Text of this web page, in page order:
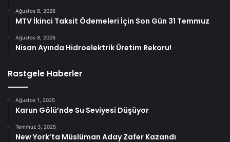
Ağustos 8, 2026
MTV İkinci Taksit Ödemeleri İçin Son Gün 31 Temmuz
Ağustos 8, 2026
Nisan Ayında Hidroelektrik Üretim Rekoru!
Rastgele Haberler
Ağustos 1, 2025
Karun Gölü’nde Su Seviyesi Düşüyor
Temmuz 3, 2025
New York’ta Müslüman Aday Zafer Kazandı